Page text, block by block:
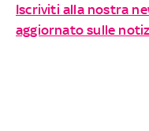
Iscriviti alla nostra
aggiornato sulle